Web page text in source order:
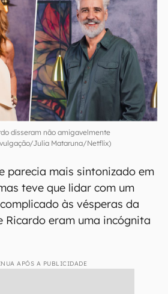
disseram não amigavelmente
Julia Mataruna/Netflix)
parecia mais sintonizado em
teve que lidar com um
às vésperas da
Ricardo eram uma incógnita
APÓS A PUBLICIDADE